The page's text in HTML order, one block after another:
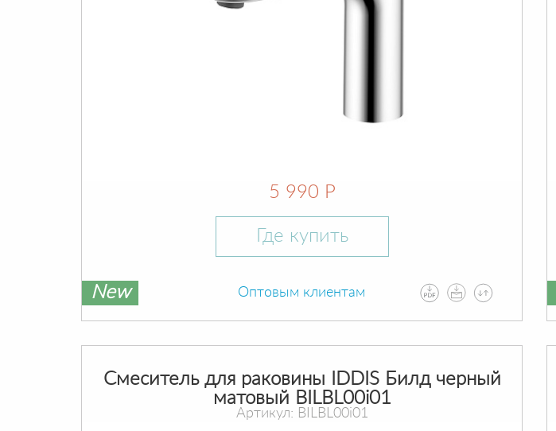
5 990 Р
Где купить
New Оптовым клиентам
Смеситель для раковины IDDIS Билд черный
матовый BILBL00i01
Артикул: BILBL00i01